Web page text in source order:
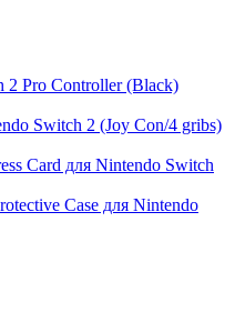
2 Pro Controller (Black)
Switch 2 (Joy Con/4 gribs)
Card для Nintendo Switch
Case для Nintendo